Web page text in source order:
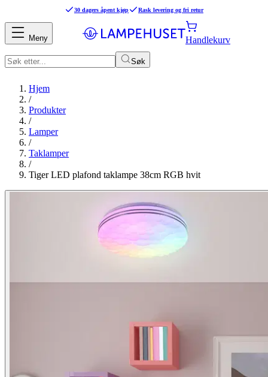
30 dagers åpent kjøp Rask levering og fri retur
Søk
Handlekurv
Meny
Hjem
/
Produkter
/
Lamper
/
Taklamper
/
Tiger LED plafond taklampe 38cm RGB hvit